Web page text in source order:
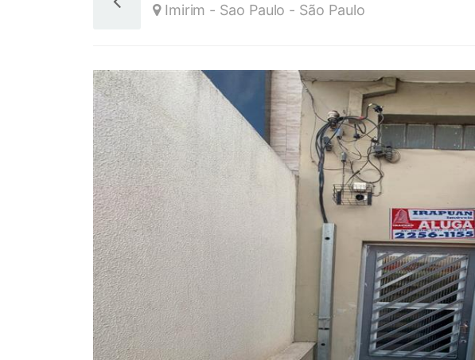
Imirim - Sao Paulo - São Paulo